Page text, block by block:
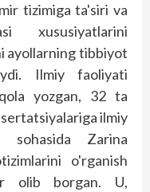
tizimiga ta'siri va
xususiyatlarini
ayollarning tibbiyot
Ilmiy faoliyati
yozgan, 32 ta
ilmiy
sohasida Zarina
o'rganish
olib borgan. U,